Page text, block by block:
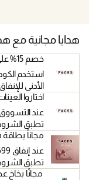
هدايا مجانية مع
خصم 15% على طلبك الأول من التطبيق!
الأدنى للإنفاق: 200
اختاروا
تطبق
مجاناً بطاقة
تطبق
مجانًا بخاخ